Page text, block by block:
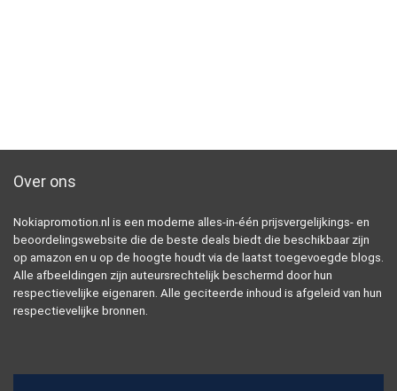
Over ons
Nokiapromotion.nl is een moderne alles-in-één prijsvergelijkings- en
beoordelingswebsite die de beste deals biedt die beschikbaar zijn
op amazon en u op de hoogte houdt via de laatst toegevoegde blogs.
Alle afbeeldingen zijn auteursrechtelijk beschermd door hun
respectievelijke eigenaren. Alle geciteerde inhoud is afgeleid van hun
respectievelijke bronnen.